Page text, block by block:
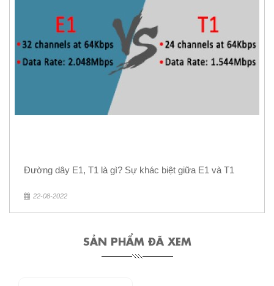
Đường dây E1, T1 là gì? Sự khác biệt giữa E1 và T1
22-08-2022
SẢN PHẨM ĐÃ XEM